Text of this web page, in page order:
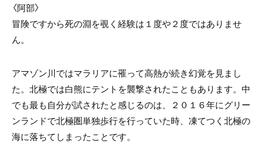
〈阿部〉
冒険ですから死の淵を覗く経験は１度や２度ではありませ
ん。
アマゾン川ではマラリアに罹って高熱が続き幻覚を見まし
た。北極では白熊にテントを襲撃されたこともあります。中
でも最も自分が試されたと感じるのは、２０１６年にグリー
ンランドで北極圏単独歩行を行っていた時、凍てつく北極の
海に落ちてしまったことです。